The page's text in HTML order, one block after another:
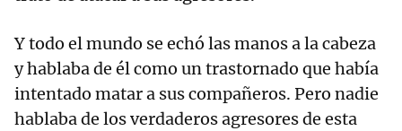
Y todo el mundo se echó las manos a la cabeza
y hablaba de él como un trastornado que había
intentado matar a sus compañeros. Pero nadie
hablaba de los verdaderos agresores de esta